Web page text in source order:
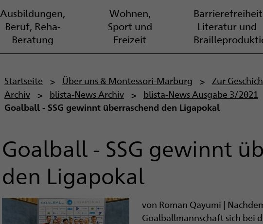
Ausbildungen,
Beruf, Reha-
Beratung
Wohnen,
Sport und
Freizeit
Literatur und
P
f
d
n
a
v
Startseite Über uns & Montessori-Marburg
Zur
Archiv
blista-News Archiv blista-News Ausgabe 3/2021
Goalball - SSG gewinnt überraschend den Ligapokal
Goalball - SSG gewinnt
den Ligapokal
von Roman Qayumi |
Goalballmannschaft sich bei